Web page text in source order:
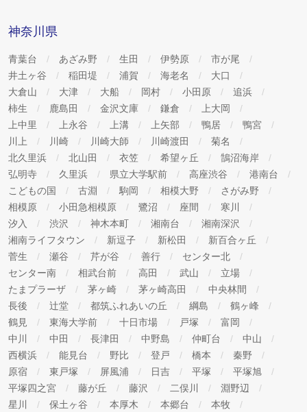
神奈川県
青葉台 あざみ野 生田 伊勢原
市が尾
井土ヶ谷
稲田堤 浦賀 海老名
大口
大倉山
大津 大船 岡村 小田原
追浜
柿生
鹿島田 金沢文庫 鎌倉
上大岡
上中里
上永谷 上溝 上矢部 鴨居
鴨宮
川上
川崎 川崎大師 川崎渡田
菊名
北久里浜
北山田 衣笠 希望ヶ丘
鵠沼海岸
弘明寺
久里浜 県立大学駅前 高座渋谷
港南台
こどもの国
古淵 駒岡 相模大野
さがみ野
相模原
小田急相模原 鷺沼 座間
寒川
汐入
渋沢 神木本町 湘南台
湘南深沢
湘南ライフタウン
新逗子 新松田
新百合ヶ丘
菅生
瀬谷 芹が谷 善行
センター北
センター南
相武台前 高田 武山
立場
たまプラーザ
茅ヶ崎 茅ヶ崎高田
中央林間
長後
辻堂 都筑ふれあいの丘 綱島
鶴ヶ峰
鶴見
東海大学前 十日市場 戸塚
富岡
中川
中田 長津田 中野島 仲町台
中山
西横浜
能見台 野比 登戸 橋本
秦野
原宿
東戸塚 屏風浦 日吉 平塚
平塚旭
平塚四之宮
藤が丘 藤沢 二俣川
淵野辺
星川
保土ヶ谷 本厚木 本郷台
本牧